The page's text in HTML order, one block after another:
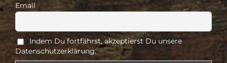
Email
Indem Du fortfährst, akzeptierst Du unsere
Datenschutzerklärung.